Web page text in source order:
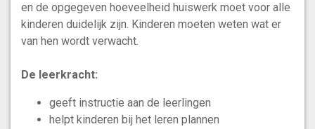
en de opgegeven hoeveelheid huiswerk moet voor alle
kinderen duidelijk zijn. Kinderen moeten weten wat er
van hen wordt verwacht.
De leerkracht:
geeft instructie aan de leerlingen
helpt kinderen bij het leren plannen